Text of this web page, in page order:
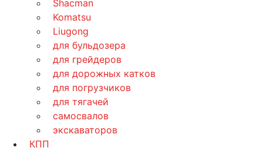
Shacman
Komatsu
Liugong
для бульдозера
для грейдеров
для дорожных катков
для погрузчиков
для тягачей
самосвалов
экскаваторов
КПП